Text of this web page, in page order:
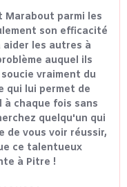
Marabout parmi les
son efficacité
aider les autres à
auquel ils
vraiment du
qui lui permet de
chaque fois sans
quelqu'un qui
de vous voir réussir,
ce talentueux
à Pitre !